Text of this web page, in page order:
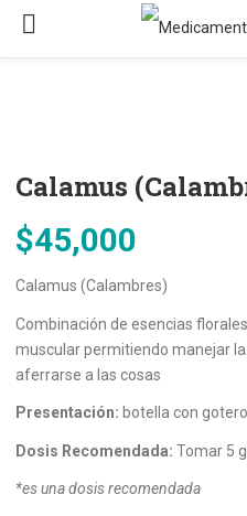
Calamus
$45,000
Calamus (Calambres)
Combinación de esencias
muscular permitiendo manejar
aferrarse a las cosas
Presentación: botella con
Dosis Recomendada: Tomar 5
*es una dosis recomendada